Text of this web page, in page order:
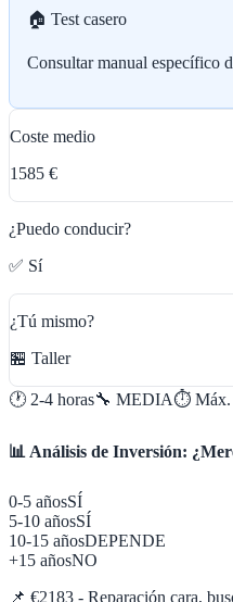
🏠 Test casero
Consultar manual específico
Coste medio
1585 €
¿Puedo conducir?
✅ Sí
¿Tú mismo?
🏪 Taller
🕐 2-4 horas🔧 MEDIA⏱️ Máx.
📊 Análisis de Inversión:
0-5 añosSÍ
5-10 añosSÍ
10-15 añosDEPENDE
+15 añosNO
📌 €2183 - Reparación cara,